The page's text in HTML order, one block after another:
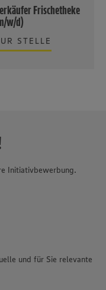
Frischetheke
w/d)
STELLE
Initiativbewerbung.
und für Sie relevante